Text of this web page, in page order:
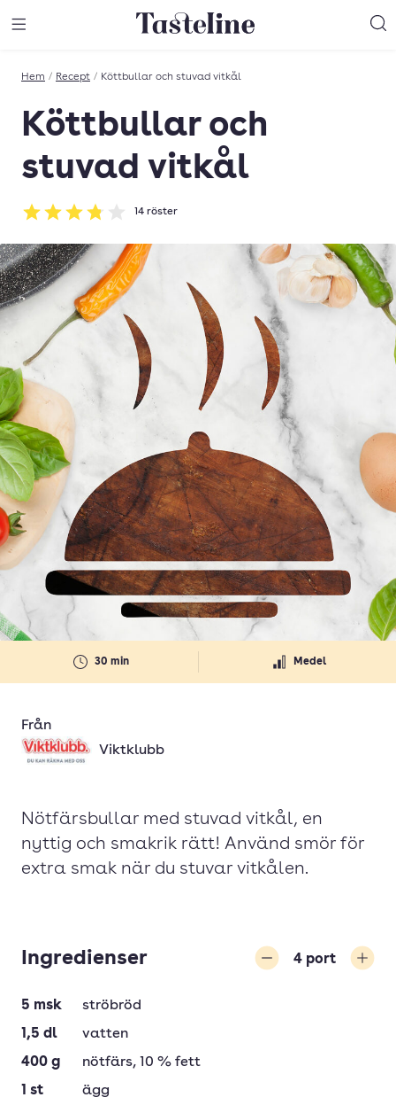
Till Tastelines startsida
Hem / Recept / Köttbullar och stuvad vitkål
Köttbullar och
stuvad vitkål
Betyg: 3.79 av 5
14 röster
30 min Medel
Från
Viktklubb
Nötfärsbullar med stuvad vitkål, en
nyttig och smakrik rätt! Använd smör för
extra smak när du stuvar vitkålen.
Ingredienser 4 port
5 msk
ströbröd
1,5 dl
vatten
400 g nötfärs, 10 % fett
1 st
ägg